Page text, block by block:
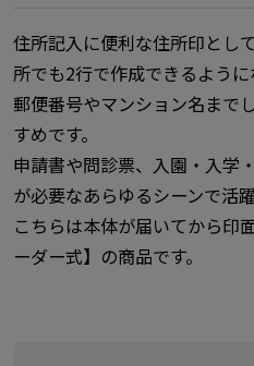
住所記入に便利な住所印とし
所でも2行で作成できるよう
郵便番号やマンション名まで
すめです。
申請書や問診票、入園・入学
が必要なあらゆるシーンで活躍
こちらは本体が届いてから印
ーダー式】の商品です。